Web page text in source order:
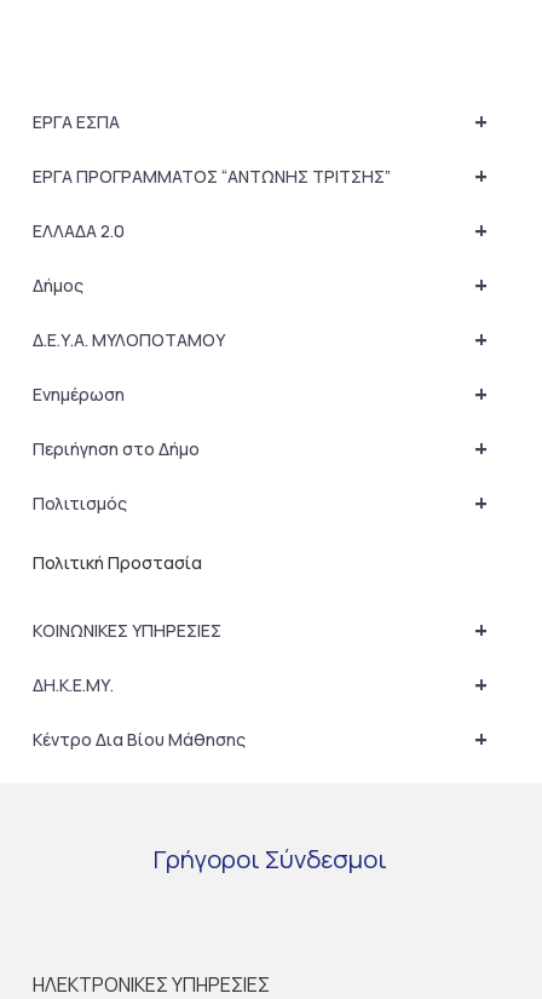
+
ΕΡΓΑ ΕΣΠΑ
+
ΕΡΓΑ ΠΡΟΓΡΑΜΜΑΤΟΣ “ΑΝΤΩΝΗΣ ΤΡΙΤΣΗΣ”
+
ΕΛΛΑΔΑ 2.0
+
Δήμος
+
Δ.Ε.Υ.Α. ΜΥΛΟΠΟΤΑΜΟΥ
+
Ενημέρωση
+
Περιήγηση στο Δήμο
+
Πολιτισμός
Πολιτική Προστασία
+
ΚΟΙΝΩΝΙΚΕΣ ΥΠΗΡΕΣΙΕΣ
+
ΔΗ.Κ.Ε.ΜΥ.
+
Κέντρο Δια Βίου Μάθησης
Γρήγοροι Σύνδεσμοι
ΗΛΕΚΤΡΟΝΙΚΕΣ ΥΠΗΡΕΣΙΕΣ